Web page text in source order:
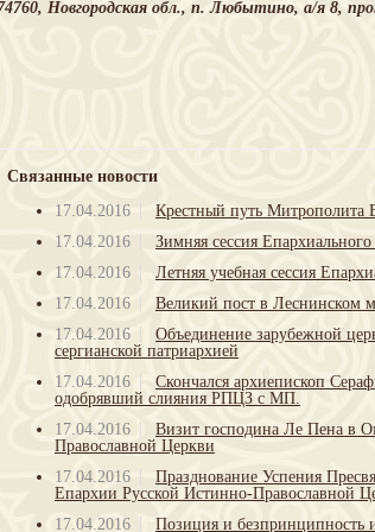
Новгородская обл., п. Любытино, а/я 8,
Связанные новости
17.04.2016
Крестный путь Митрополита
17.04.2016
Зимняя сессия
17.04.2016
Летняя учебная сессия
17.04.2016
Великий пост в Леснинском
17.04.2016
Объединение зарубежной
сергианской патриархией
17.04.2016
Скончался архиепископ
одобрявший слияния РПЦЗ с МП.
17.04.2016
Визит господина Ле Пена в
Православной Церкви
17.04.2016
Празднование Успения
Епархии Русской Истинно-Православной
17.04.2016
Позиция и безпринципность